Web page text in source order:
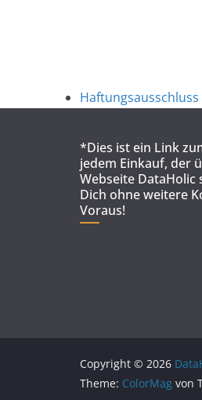
Haftungsausschluss
*Dies ist ein Link
jedem Einkauf, der
Webseite
Dich ohne weitere
Voraus!
Copyright © 2026
Theme: ColorMag von